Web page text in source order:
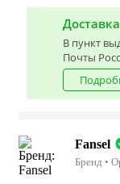
В пункт
Почты
Fansel
Бренд •